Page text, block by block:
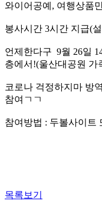
와이어공예, 여행상품
봉사시간 3시간 지급(
언제한다구 9월 26일
층에서!(울산대공원 가
코로나 걱정하지마 방
참여ㄱㄱ
참여방법 : 두볼사이트
목록보기